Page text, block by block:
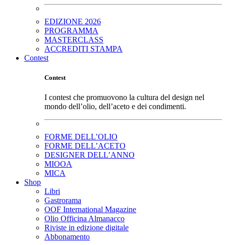
EDIZIONE 2026
PROGRAMMA
MASTERCLASS
ACCREDITI STAMPA
Contest
Contest
I contest che promuovono la cultura del design nel
mondo dell’olio, dell’aceto e dei condimenti.
FORME DELL’OLIO
FORME DELL’ACETO
DESIGNER DELL’ANNO
MIOOA
MICA
Shop
Libri
Gastrorama
OOF International Magazine
Olio Officina Almanacco
Riviste in edizione digitale
Abbonamento